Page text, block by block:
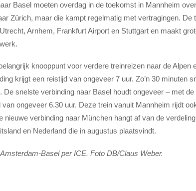
Basel moeten overdag in de toekomst in Mannheim
Zürich, maar die kampt regelmatig met vertragingen. De
Arnhem, Frankfurt Airport en Stuttgart en maakt
knooppunt voor verdere treinreizen naar de Alpen
krijgt een reistijd van ongeveer 7 uur. Zo’n 30 minuten
De snelste verbinding naar Basel houdt ongeveer – met
ongeveer 6.30 uur. Deze trein vanuit Mannheim rijdt
nieuwe verbinding naar München hangt af van de
en Nederland die in augustus plaatsvindt.
Basel per ICE. Foto DB/Claus Weber.